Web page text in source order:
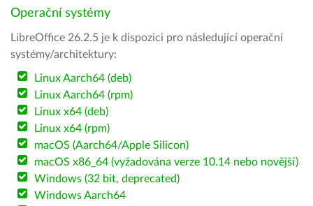
Operační systémy
LibreOffice 26.2.5 je k dispozici pro následující operační
systémy/architektury:
Linux Aarch64 (deb)
Linux Aarch64 (rpm)
Linux x64 (deb)
Linux x64 (rpm)
macOS (Aarch64/Apple Silicon)
macOS x86_64 (vyžadována verze 10.14 nebo novější)
Windows (32 bit, deprecated)
Windows Aarch64